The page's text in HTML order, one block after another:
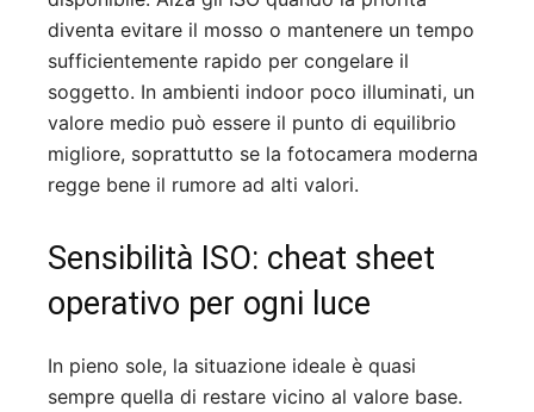
diventa evitare il mosso o mantenere un tempo
sufficientemente rapido per congelare il
soggetto. In ambienti indoor poco illuminati, un
valore medio può essere il punto di equilibrio
migliore, soprattutto se la fotocamera moderna
regge bene il rumore ad alti valori.
Sensibilità ISO: cheat sheet
operativo per ogni luce
In pieno sole, la situazione ideale è quasi
sempre quella di restare vicino al valore base.